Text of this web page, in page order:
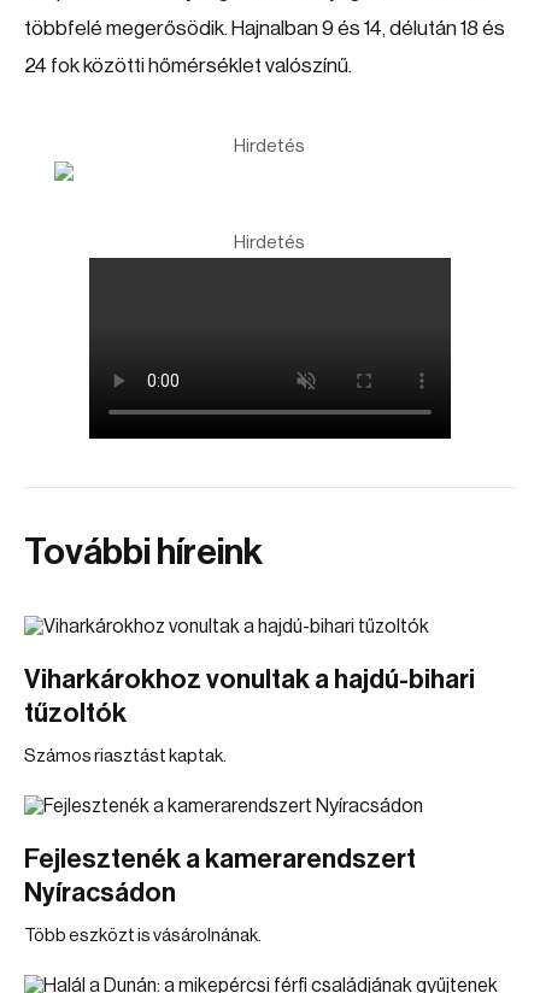
többfelé megerősödik. Hajnalban 9 és 14, délután 18 és
24 fok közötti hőmérséklet valószínű.
Hirdetés
Hirdetés
További híreink
Viharkárokhoz vonultak a hajdú-bihari
tűzoltók
Számos riasztást kaptak.
Fejlesztenék a kamerarendszert
Nyíracsádon
Több eszközt is vásárolnának.